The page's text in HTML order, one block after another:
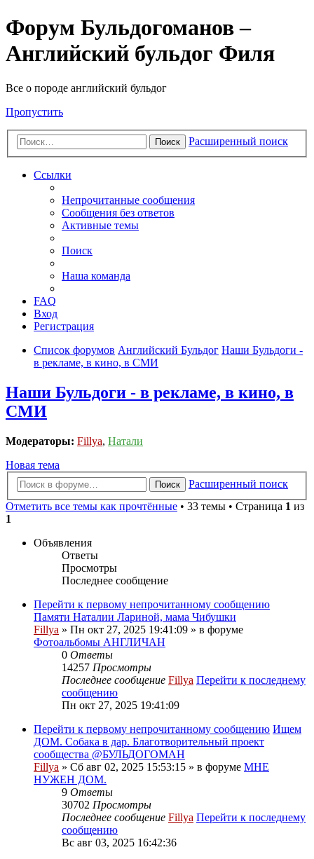
Форум Бульдогоманов –
Английский бульдог Филя
Все о породе английский бульдог
Пропустить
Поиск Расширенный поиск
Ссылки
Непрочитанные сообщения
Сообщения без ответов
Активные темы
Поиск
Наша команда
FAQ
Вход
Регистрация
Список форумов Английский Бульдог Наши Бульдоги -
в рекламе, в кино, в СМИ
Наши Бульдоги - в рекламе, в кино, в
СМИ
Модераторы: Fillya, Натали
Новая тема
Поиск
Расширенный поиск
Отметить все темы как прочтённые • 33 темы • Страница 1 из
1
Объявления
Ответы
Просмотры
Последнее сообщение
Перейти к первому непрочитанному сообщению
Памяти Наталии Лариной, мама Чибушки
Fillya » Пн окт 27, 2025 19:41:09 » в форуме
Фотоальбомы АНГЛИЧАН
0 Ответы
14257 Просмотры
Последнее сообщение Fillya Перейти к последнему
сообщению
Пн окт 27, 2025 19:41:09
Перейти к первому непрочитанному сообщению Ищем
ДОМ. Собака в дар. Благотворительный проект
сообщества @БУЛЬДОГОМАН
Fillya » Сб авг 02, 2025 15:53:15 » в форуме МНЕ
НУЖЕН ДОМ.
9 Ответы
30702 Просмотры
Последнее сообщение Fillya Перейти к последнему
сообщению
Вс авг 03, 2025 16:42:36